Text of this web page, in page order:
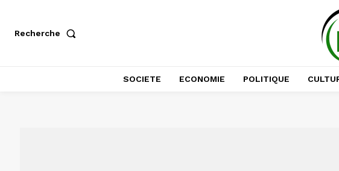
Recherche
SOCIETE ECONOMIE POLITIQUE